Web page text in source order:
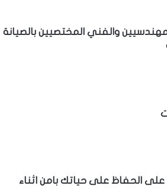
والفني المختصيين بالصيانة
على الحفاظ على حياتك بامن اثناء